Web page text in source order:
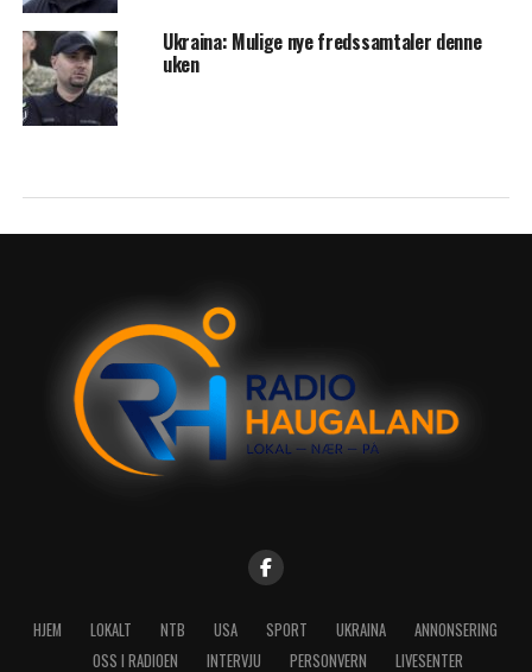
Ukraina: Mulige nye fredssamtaler denne
uken
HJEM LOKALT NTB USA SPORT UKRAINA
ANNONSERING
OSS I RADIOEN
INTERVJU PERSONVERN LIVESENTER